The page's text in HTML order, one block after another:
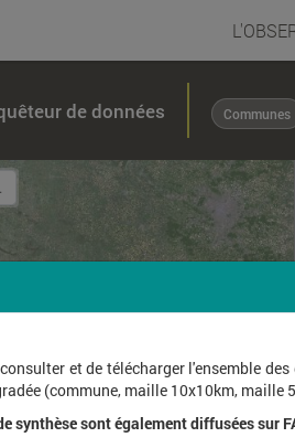
de données Communes
et de télécharger l'ensemble
(commune, maille 10x10km, maille
synthèse sont également diffusées sur